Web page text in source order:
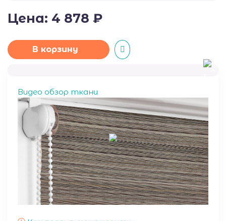
Цена: 4 878 ₽
В корзину
50
Видео обзор ткани